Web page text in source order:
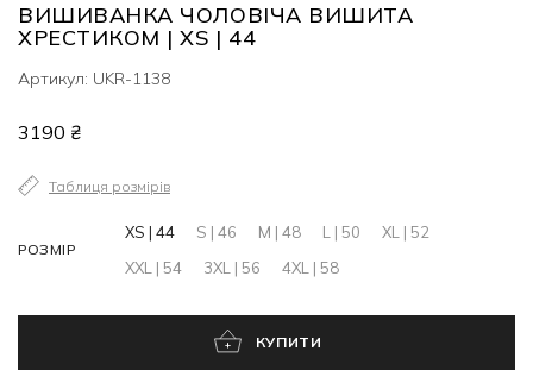
ВИШИВАНКА ЧОЛОВІЧА ВИШИТА
ХРЕСТИКОМ | XS | 44
Артикул: UKR-1138
3190 ₴
Таблиця розмірів
РОЗМІР
XS | 44 S | 46 M | 48 L | 50
XL | 52
XXL | 54
3XL | 56 4XL | 58
КУПИТИ